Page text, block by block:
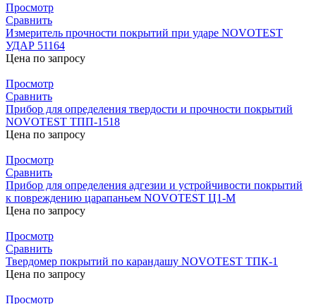
Просмотр
Сравнить
Измеритель прочности покрытий при ударе NOVOTEST
УДАР 51164
Цена по запросу
Просмотр
Сравнить
Прибор для определения твердости и прочности покрытий
NOVOTEST ТПП-1518
Цена по запросу
Просмотр
Сравнить
Прибор для определения адгезии и устройчивости покрытий
к повреждению царапаньем NOVOTEST Ц1-M
Цена по запросу
Просмотр
Сравнить
Твердомер покрытий по карандашу NOVOTEST ТПК-1
Цена по запросу
Просмотр